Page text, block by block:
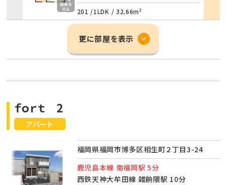
201 /1LDK / 32.66m²
更に部屋を表示
アパート
ｆｏｒｔ 2
福岡県福岡市博多区相生町２丁目3-24
鹿児島本線 南福岡駅 5分
西鉄天神大牟田線 雑餉隈駅 10分